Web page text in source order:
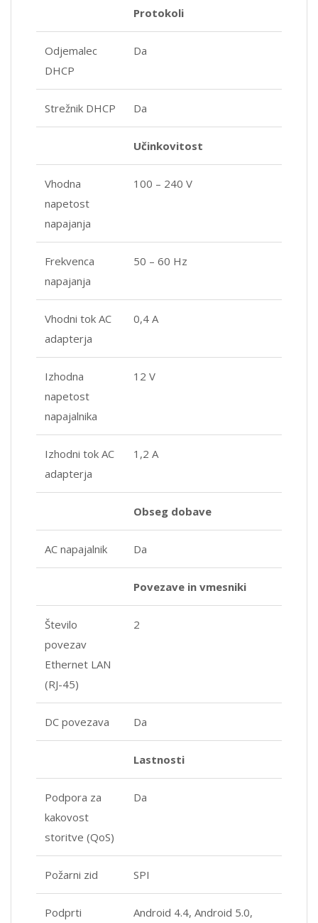
Protokoli
Odjemalec
DHCP
Da
Strežnik DHCP Da
Učinkovitost
Vhodna
napetost
napajanja
100 – 240 V
Frekvenca
napajanja
50 – 60 Hz
Vhodni tok AC
adapterja
0,4 A
Izhodna
napetost
napajalnika
12 V
Izhodni tok AC
adapterja
1,2 A
Obseg dobave
AC napajalnik Da
Povezave in vmesniki
Število
povezav
Ethernet LAN
(RJ-45)
2
DC povezava Da
Lastnosti
Podpora za
kakovost
storitve (QoS)
Da
Požarni zid SPI
Podprti Android 4.4, Android 5.0,